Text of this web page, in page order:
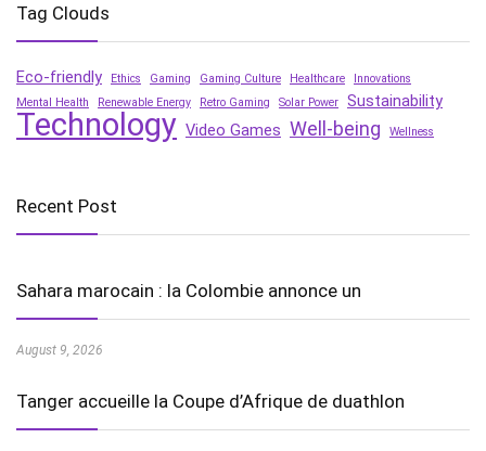
Tag Clouds
Eco-friendly Ethics Gaming Gaming Culture Healthcare
Innovations
Mental Health
Renewable Energy Retro Gaming Solar Power Sustainability
Technology Video Games Well-being Wellness
Recent Post
Sahara marocain : la Colombie annonce un
August 9, 2026
Tanger accueille la Coupe d’Afrique de duathlon